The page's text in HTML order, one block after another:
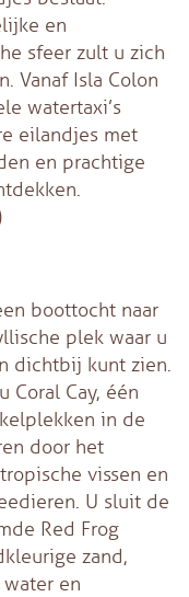
en
sfeer zult u zich
Vanaf Isla Colon
watertaxi’s
eilandjes met
en prachtige
boottocht naar
plek waar u
dichtbij kunt zien.
Coral Cay, één
in de
door het
vissen en
U sluit de
Red Frog
zand,
en